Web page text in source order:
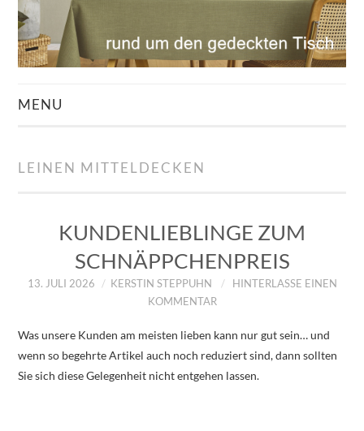
MENU
ÜBER UNS
ZUM SHOP
DATENSCHUTZERKLÄRUNG
LEINEN MITTELDECKEN
KUNDENLIEBLINGE ZUM
SCHNÄPPCHENPREIS
13. JULI 2026 KERSTIN STEPPUHN
HINTERLASSE EINEN
KOMMENTAR
Was unsere Kunden am meisten lieben kann nur gut sein… und
wenn so begehrte Artikel auch noch reduziert sind, dann sollten
Sie sich diese Gelegenheit nicht entgehen lassen.